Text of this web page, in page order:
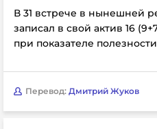
В 31 встрече в нынешней
записал в свой актив 16
при показателе полезности
Перевод: Дмитрий Жуков